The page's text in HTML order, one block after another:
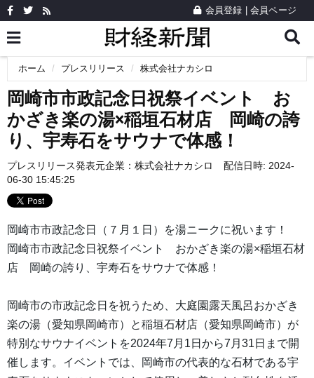
会員登録 会員ページ
ホーム プレスリリース 株式会社ナカシロ
岡崎市市政記念日祝祭イベント お
かざき楽の湯×稲垣石材店 岡崎の誇
り、宇寿石をサウナで体感！
プレスリリース発表元企業： 株式会社ナカシロ
配信日時: 2024-
06-30 15:45:25
岡崎市市政記念日（７月１日）を湯ニークに祝います！
岡崎市市政記念日祝祭イベント おかざき楽の湯×稲垣石材
店 岡崎の誇り、宇寿石をサウナで体感！
岡崎市の市政記念日を祝うため、大庭園露天風呂おかざき
楽の湯（愛知県岡崎市）と稲垣石材店（愛知県岡崎市）が
特別なサウナイベントを2024年7月1日から7月31日まで開
催します。イベントでは、岡崎市の代表的な石材である宇